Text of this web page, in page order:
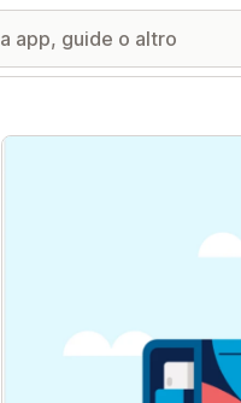
Galleria immagini in evidenza